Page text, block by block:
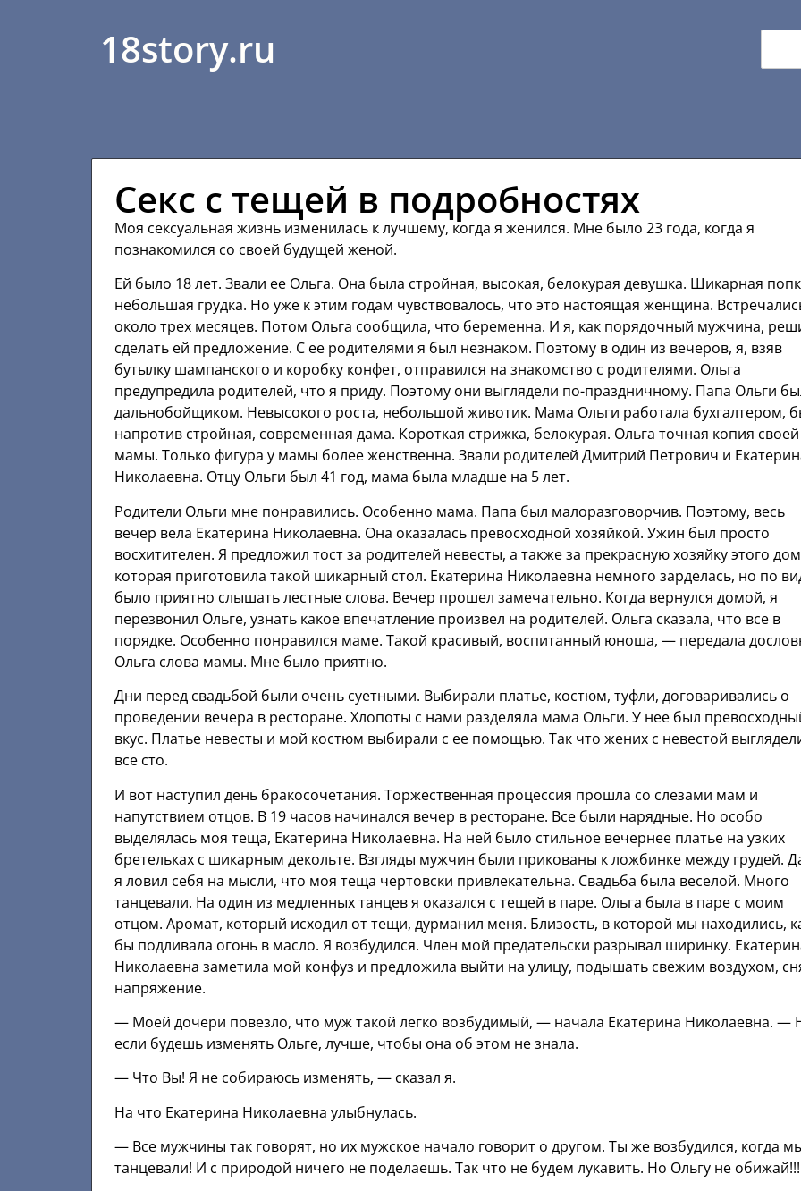
18story.ru
Секс с тещей в подробностях
Моя сексуальная жизнь изменилась к лучшему, когда я женился. Мне было 23 года, когда я
познакомился со своей будущей женой.
Ей было 18 лет. Звали ее Ольга. Она была стройная, высокая, белокурая девушка. Шикарная
небольшая грудка. Но уже к этим годам чувствовалось, что это настоящая женщина.
около трех месяцев. Потом Ольга сообщила, что беременна. И я, как порядочный мужчина,
сделать ей предложение. С ее родителями я был незнаком. Поэтому в один из вечеров, я, взяв
бутылку шампанского и коробку конфет, отправился на знакомство с родителями. Ольга
предупредила родителей, что я приду. Поэтому они выглядели по-праздничному. Папа Ольги
дальнобойщиком. Невысокого роста, небольшой животик. Мама Ольги работала бухгалтером,
напротив стройная, современная дама. Короткая стрижка, белокурая. Ольга точная копия своей
мамы. Только фигура у мамы более женственна. Звали родителей Дмитрий Петрович и
Николаевна. Отцу Ольги был 41 год, мама была младше на 5 лет.
Родители Ольги мне понравились. Особенно мама. Папа был малоразговорчив. Поэтому, весь
вечер вела Екатерина Николаевна. Она оказалась превосходной хозяйкой. Ужин был просто
восхитителен. Я предложил тост за родителей невесты, а также за прекрасную хозяйку этого
которая приготовила такой шикарный стол. Екатерина Николаевна немного зарделась, но по
было приятно слышать лестные слова. Вечер прошел замечательно. Когда вернулся домой, я
перезвонил Ольге, узнать какое впечатление произвел на родителей. Ольга сказала, что все в
порядке. Особенно понравился маме. Такой красивый, воспитанный юноша, — передала
Ольга слова мамы. Мне было приятно.
Дни перед свадьбой были очень суетными. Выбирали платье, костюм, туфли, договаривались о
проведении вечера в ресторане. Хлопоты с нами разделяла мама Ольги. У нее был
вкус. Платье невесты и мой костюм выбирали с ее помощью. Так что жених с невестой
все сто.
И вот наступил день бракосочетания. Торжественная процессия прошла со слезами мам и
напутствием отцов. В 19 часов начинался вечер в ресторане. Все были нарядные. Но особо
выделялась моя теща, Екатерина Николаевна. На ней было стильное вечернее платье на узких
бретельках с шикарным декольте. Взгляды мужчин были прикованы к ложбинке между грудей.
я ловил себя на мысли, что моя теща чертовски привлекательна. Свадьба была веселой. Много
танцевали. На один из медленных танцев я оказался с тещей в паре. Ольга была в паре с моим
отцом. Аромат, который исходил от тещи, дурманил меня. Близость, в которой мы находились,
бы подливала огонь в масло. Я возбудился. Член мой предательски разрывал ширинку.
Николаевна заметила мой конфуз и предложила выйти на улицу, подышать свежим воздухом,
напряжение.
— Моей дочери повезло, что муж такой легко возбудимый, — начала Екатерина Николаевна. —
если будешь изменять Ольге, лучше, чтобы она об этом не знала.
— Что Вы! Я не собираюсь изменять, — сказал я.
На что Екатерина Николаевна улыбнулась.
— Все мужчины так говорят, но их мужское начало говорит о другом. Ты же возбудился, когда
танцевали! И с природой ничего не поделаешь. Так что не будем лукавить. Но Ольгу не обижай!!!